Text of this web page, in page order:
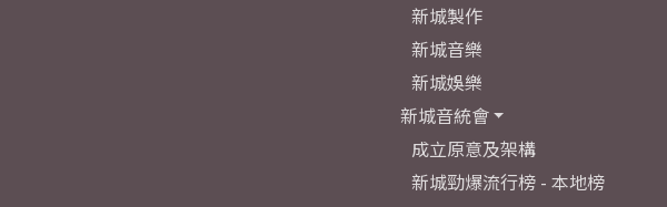
新城製作
新城音樂
新城娛樂
新城音統會
成立原意及架構
新城勁爆流行榜 - 本地榜